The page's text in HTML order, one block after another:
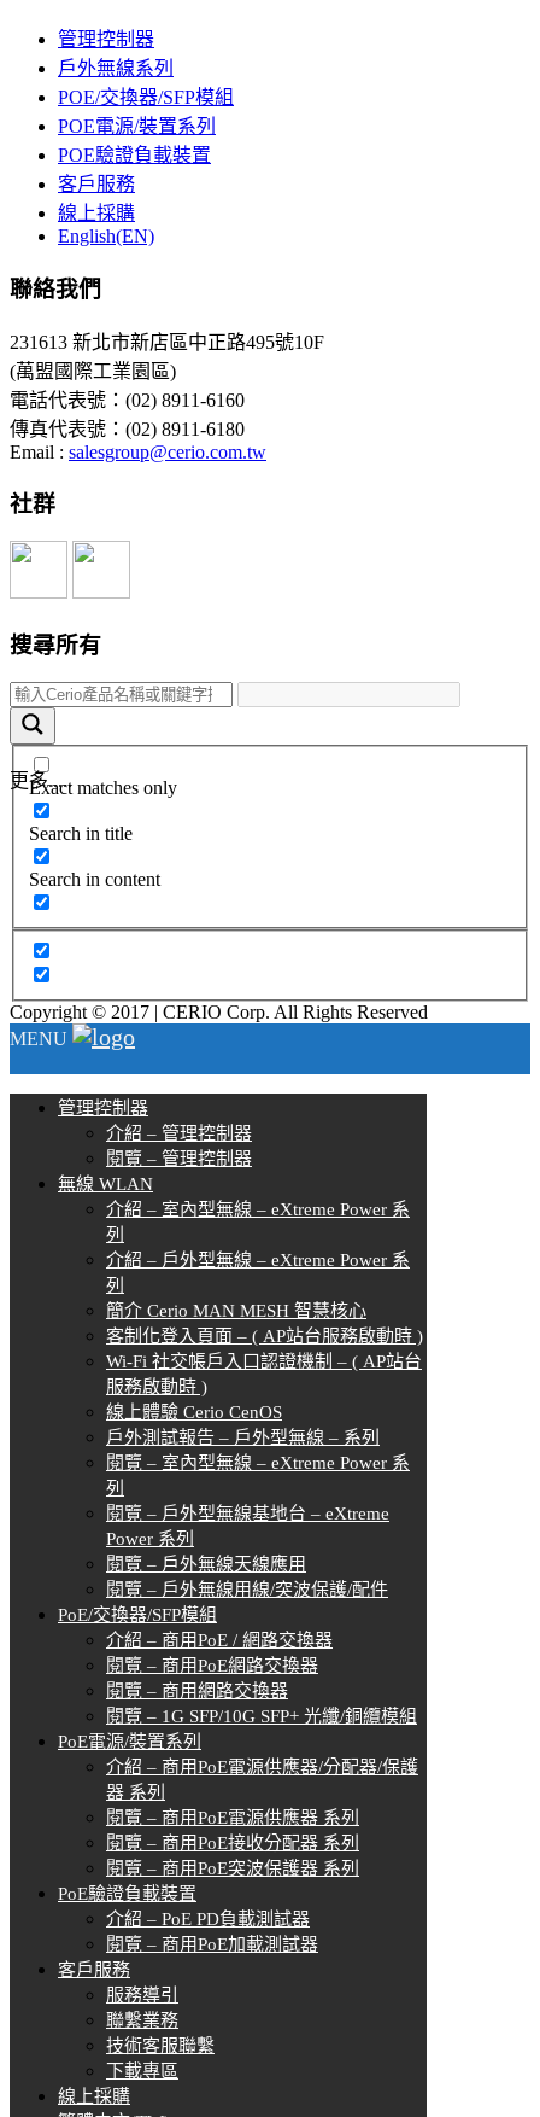
管理控制器
戶外無線系列
POE/交換器/SFP模組
POE電源/裝置系列
POE驗證負載裝置
客戶服務
線上採購
English(EN)
聯絡我們
231613 新北市新店區中正路495號10F
(萬盟國際工業園區)
電話代表號：(02) 8911-6160
傳真代表號：(02) 8911-6180
Email : salesgroup@cerio.com.tw
社群
搜尋所有
更多.....
Exact matches only
Search in title
Search in content
Copyright © 2017 | CERIO Corp. All Rights Reserved
MENU
管理控制器
介紹 – 管理控制器
閱覽 – 管理控制器
無線 WLAN
介紹 – 室內型無線 – eXtreme Power 系
列
介紹 – 戶外型無線 – eXtreme Power 系
列
簡介 Cerio MAN MESH 智慧核心
客制化登入頁面 – ( AP站台服務啟動時 )
Wi-Fi 社交帳戶入口認證機制 – ( AP站台
服務啟動時 )
線上體驗 Cerio CenOS
戶外測試報告 – 戶外型無線 – 系列
閱覽 – 室內型無線 – eXtreme Power 系
列
閱覽 – 戶外型無線基地台 – eXtreme
Power 系列
閱覽 – 戶外無線天線應用
閱覽 – 戶外無線用線/突波保護/配件
PoE/交換器/SFP模組
介紹 – 商用PoE / 網路交換器
閱覽 – 商用PoE網路交換器
閱覽 – 商用網路交換器
閱覽 – 1G SFP/10G SFP+ 光纖/銅纜模組
PoE電源/裝置系列
介紹 – 商用PoE電源供應器/分配器/保護
器 系列
閱覽 – 商用PoE電源供應器 系列
閱覽 – 商用PoE接收分配器 系列
閱覽 – 商用PoE突波保護器 系列
PoE驗證負載裝置
介紹 – PoE PD負載測試器
閱覽 – 商用PoE加載測試器
客戶服務
服務導引
聯繫業務
技術客服聯繫
下載專區
線上採購